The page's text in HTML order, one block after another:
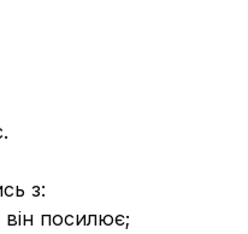
з:
посилює;